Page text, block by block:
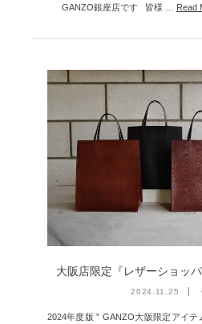
GANZO銀座店です 皆様 … Read
大阪店限定『レザーショッ
2024.11.25
2024年度版 ” GANZO大阪限定アイ